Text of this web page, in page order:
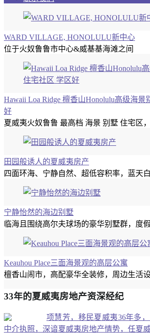
WARD VILLAGE, HONOLULU新中心
位于火奴鲁鲁市中心&威基基海滩之间
Hawaii Loa Ridge 檀香山Honolulu高级海景
好
夏威夷火奴鲁鲁 最高档 海景 别墅 住宅区，
田园般诱人的夏威夷房产
四面环海、宁静自然、超低容积率，蓝天
宁静怡然的海边别墅
临海且围绕高尔夫球场的豪华别墅群，度
Keauhou Place三面海景观的高层公寓
檀香山闹市，高配豪华全装修，周边生活
33年的夏威夷房地产资深经纪
项慧芳，移民夏威夷36年多
中介执照，深谙夏威夷房地产情势，任夏